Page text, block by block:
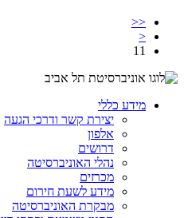
<<
<
11
מידע כללי
יצירת קשר ודרכי הגעה
אלפון
דרושים
נהלי האוניברסיטה
מכרזים
מידע לשעת חירום
מבקרת האוניברסיטה